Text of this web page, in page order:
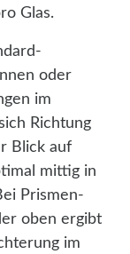
Glas.
oder
im
Richtung
Blick auf
mittig in
Prismen-
oben ergibt
im